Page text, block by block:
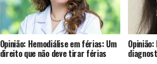
Opinião: Hemodiálise em férias: Um
direito que não deve tirar férias